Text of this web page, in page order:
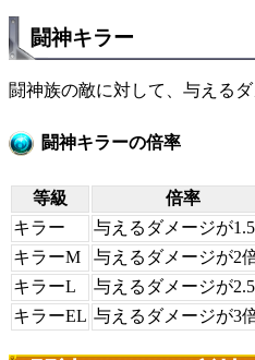
闘神キラー
闘神族の敵に対して、与えるダ
闘神キラーの倍率
等級
倍率
キラー
与えるダメージが
キラーM
与えるダメージが2
キラーL
与えるダメージが
キラーEL 与えるダメージが3